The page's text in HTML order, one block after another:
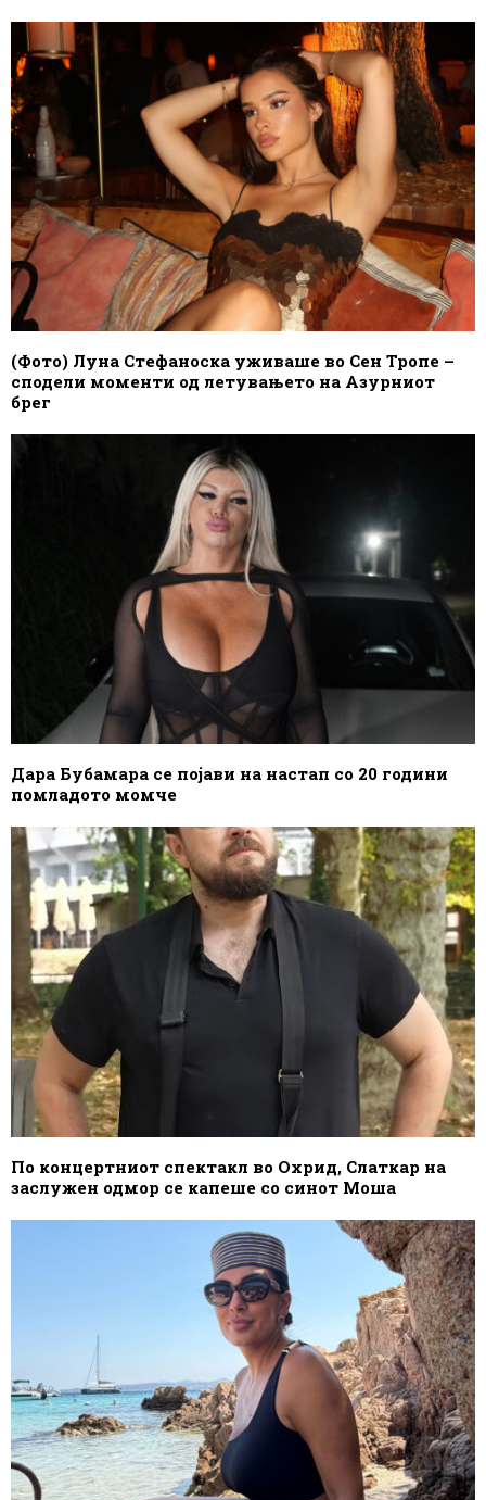
(Фото) Луна Стефаноска уживаше во Сен Тропе –
сподели моменти од летувањето на Азурниот
брег
Дара Бубамара се појави на настап со 20 години
помладото момче
По концертниот спектакл во Охрид, Слаткар на
заслужен одмор се капеше со синот Моша